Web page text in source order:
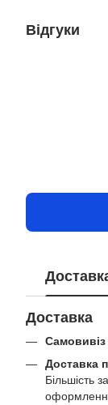
Відгуки
Доставка
Доставка
Більшість